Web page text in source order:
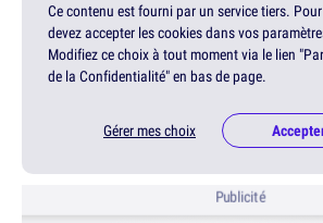
Ce contenu est fourni par un service tiers.
devez accepter les cookies dans vos
Modifiez ce choix à tout moment via le lien
de la Confidentialité" en bas de page.
Gérer mes choix
Publicité